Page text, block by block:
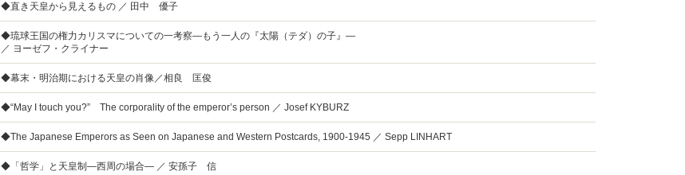
◆直き天皇から見えるもの ／ 田中 優子
◆琉球王国の権力カリスマについての一考察―もう一人の『太陽（テダ）の子』―
／ ヨーゼフ・クライナー
◆幕末・明治期における天皇の肖像／相良 匡俊
◆“May I touch you?” The corporality of the emperor’s person ／ Josef KYBURZ
◆The Japanese Emperors as Seen on Japanese and Western Postcards, 1900-1945 ／ Sepp LINHART
◆「哲学」と天皇制―西周の場合― ／ 安孫子 信